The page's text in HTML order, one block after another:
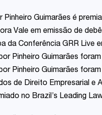
Guimarães é
Vale em emissão de
da Conferência GRR Live
Pinheiro Guimarães
Pinheiro Guimarães
de Direito Empresarial e
no Brazil’s Leading